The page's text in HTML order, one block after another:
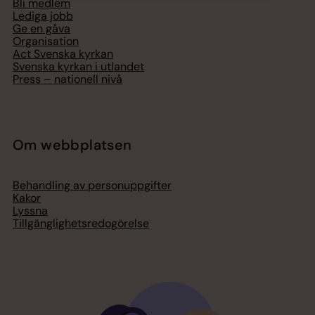
Bli medlem
Lediga jobb
Ge en gåva
Organisation
Act Svenska kyrkan
Svenska kyrkan i utlandet
Press – nationell nivå
Om webbplatsen
Behandling av personuppgifter
Kakor
Lyssna
Tillgänglighetsredogörelse